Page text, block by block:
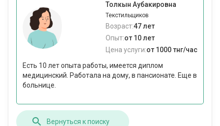
Толкын Аубакировна
Текстильщиков
Возраст:47 лет
Опыт:от 10 лет
Цена услуги:от 1000 тнг/час
Есть 10 лет опыта работы, имеется диплом
медицинский. Работала на дому, в пансионате. Еще в
больнице.
Вернуться к поиску